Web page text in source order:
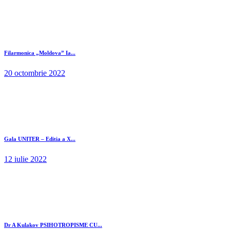
Filarmonica „Moldova” Ia...
20 octombrie 2022
Gala UNITER – Editia a X...
12 iulie 2022
Dr A Kulakov PSIHOTROPISME CU...